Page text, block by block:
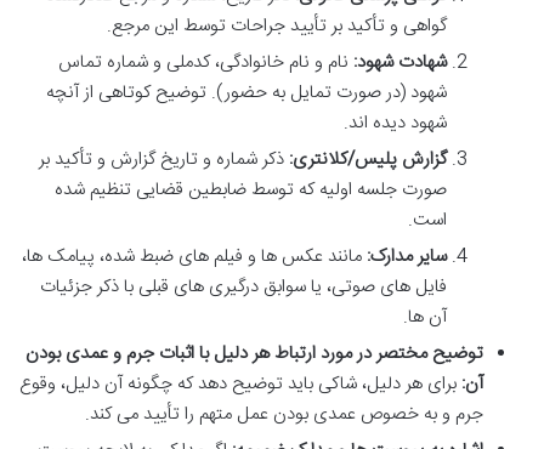
گواهی و تأکید بر تأیید جراحات توسط این مرجع.
شهادت شهود: نام و نام خانوادگی، کدملی و شماره تماس
شهود (در صورت تمایل به حضور). توضیح کوتاهی از آنچه
شهود دیده اند.
گزارش پلیس/کلانتری: ذکر شماره و تاریخ گزارش و تأکید بر
صورت جلسه اولیه که توسط ضابطین قضایی تنظیم شده
است.
سایر مدارک: مانند عکس ها و فیلم های ضبط شده، پیامک ها،
فایل های صوتی، یا سوابق درگیری های قبلی با ذکر جزئیات
آن ها.
توضیح مختصر در مورد ارتباط هر دلیل با اثبات جرم و عمدی بودن
آن: برای هر دلیل، شاکی باید توضیح دهد که چگونه آن دلیل، وقوع
جرم و به خصوص عمدی بودن عمل متهم را تأیید می کند.